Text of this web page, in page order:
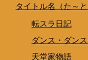
タイトル名（た～
転スラ日記
ダンス・ダン
天堂家物語